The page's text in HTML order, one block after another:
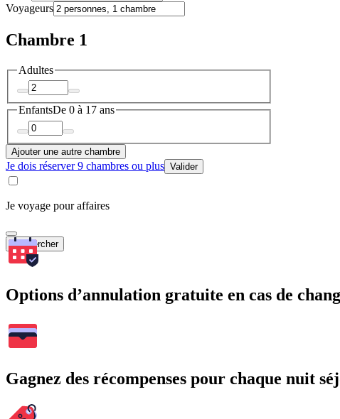
Voyageurs
Chambre 1
Adultes
EnfantsDe 0 à 17 ans
Ajouter une autre chambre
Je dois réserver 9 chambres ou plus Valider
Je voyage pour affaires
Rechercher
Options d’annulation gratuite en cas de
Gagnez des récompenses pour chaque nuit